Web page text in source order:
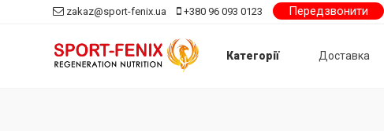
Категорії Доставка
zakaz@sport-fenix.ua +380 96 093 0123 Передзвонити